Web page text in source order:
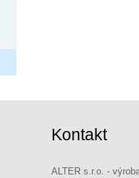
Kontakt
ALTER s.r.o. -